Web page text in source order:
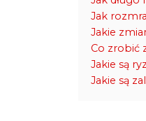
Jak
Jakie
Co zrobić
Jakie są
Jakie są